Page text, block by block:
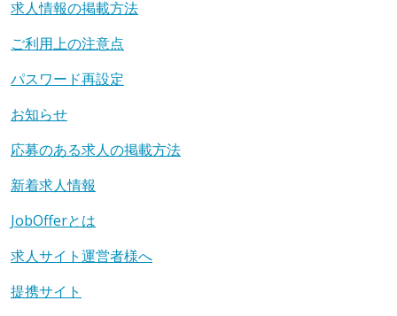
求人情報の掲載方法
ご利用上の注意点
パスワード再設定
お知らせ
応募のある求人の掲載方法
新着求人情報
JobOfferとは
求人サイト運営者様へ
提携サイト